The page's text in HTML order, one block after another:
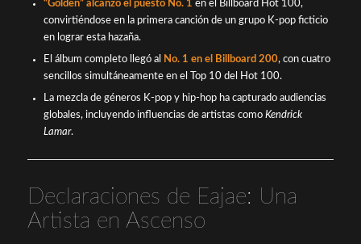
“Golden” alcanzó el puesto No. 1 en el Billboard Hot 100,
convirtiéndose en la primera canción de un grupo K-pop ficticio
en lograr esta hazaña.
El álbum completo llegó al No. 1 en el Billboard 200, con cuatro
sencillos simultáneamente en el Top 10 del Hot 100.
La mezcla de géneros K-pop y hip-hop ha capturado audiencias
globales, incluyendo influencias de artistas como Kendrick
Lamar.
Declaraciones de Eajae: Una
Artista en Ascenso